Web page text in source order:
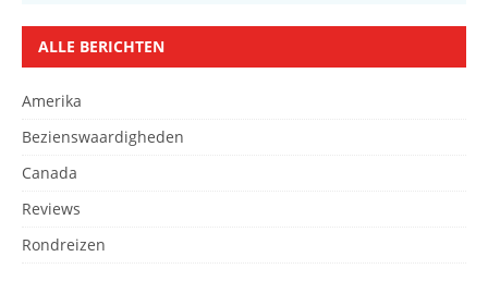
ALLE BERICHTEN
Amerika
Bezienswaardigheden
Canada
Reviews
Rondreizen